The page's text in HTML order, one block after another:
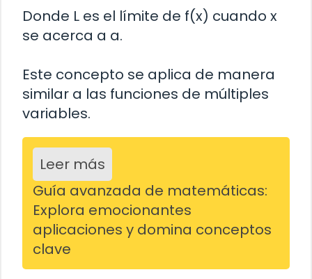
Donde L es el límite de f(x) cuando x
se acerca a a.
Este concepto se aplica de manera
similar a las funciones de múltiples
variables.
Leer más
Guía avanzada de matemáticas:
Explora emocionantes
aplicaciones y domina conceptos
clave